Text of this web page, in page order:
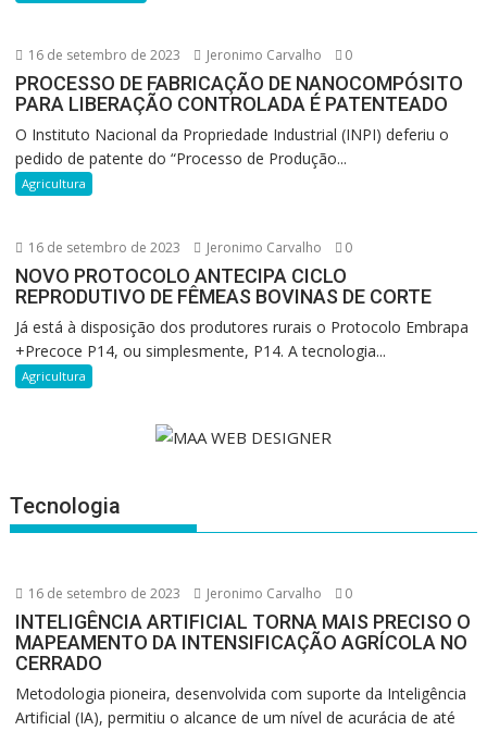
16 de setembro de 2023 Jeronimo Carvalho 0
PROCESSO DE FABRICAÇÃO DE NANOCOMPÓSITO
PARA LIBERAÇÃO CONTROLADA É PATENTEADO
O Instituto Nacional da Propriedade Industrial (INPI) deferiu o
pedido de patente do “Processo de Produção...
Agricultura
16 de setembro de 2023 Jeronimo Carvalho 0
NOVO PROTOCOLO ANTECIPA CICLO
REPRODUTIVO DE FÊMEAS BOVINAS DE CORTE
Já está à disposição dos produtores rurais o Protocolo Embrapa
+Precoce P14, ou simplesmente, P14. A tecnologia...
Agricultura
Tecnologia
16 de setembro de 2023 Jeronimo Carvalho 0
INTELIGÊNCIA ARTIFICIAL TORNA MAIS PRECISO O
MAPEAMENTO DA INTENSIFICAÇÃO AGRÍCOLA NO
CERRADO
Metodologia pioneira, desenvolvida com suporte da Inteligência
Artificial (IA), permitiu o alcance de um nível de acurácia de até